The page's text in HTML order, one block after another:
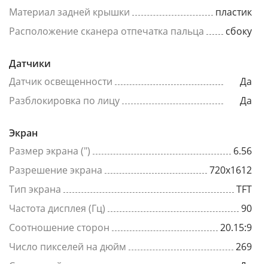
Материал задней крышки
пластик
Расположение сканера отпечатка пальца
сбоку
Датчики
Датчик освещенности
Да
Разблокировка по лицу
Да
Экран
Размер экрана (")
6.56
Разрешение экрана
720x1612
Тип экрана
TFT
Частота дисплея (Гц)
90
Соотношение сторон
20.15:9
Число пикселей на дюйм
269